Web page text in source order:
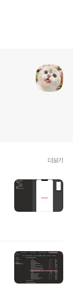
더보기